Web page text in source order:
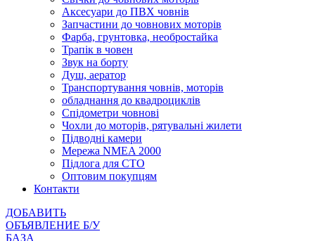
Аксесуари до ПВХ човнів
Запчастини до човнових моторів
Фарба, грунтовка, необростайка
Трапік в човен
Звук на борту
Душ, аератор
Транспортування човнів, моторів
обладнання до квадроциклів
Спідометри човнові
Чохли до моторів, рятувальні жилети
Підводні камери
Мережа NMEA 2000
Підлога для СТО
Оптовим покупцям
Контакти
ДОБАВИТЬ
ОБЪЯВЛЕНИЕ Б/У
БАЗА